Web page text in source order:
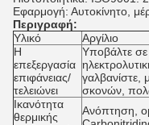
Εφαρμογή: Αυτοκίνητο,
Περιγραφή:
Υλικό
Αργίλιο
Η
επεξεργασία
επιφάνειας/
τελειώνει
Υποβάλτε σε
γαλβανίστε,
σκονών,
Ικανότητα
θερμικής
Ανόπτηση,